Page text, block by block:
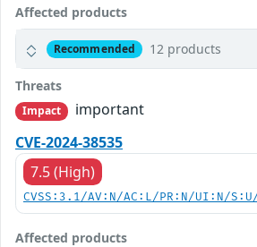
Affected products
Recommended 12 products
Threats
Impact
important
CVE-2024-38535
7.5 (High)
CVSS:3.1/AV:N/AC:L/PR:N/UI:N/
Affected products